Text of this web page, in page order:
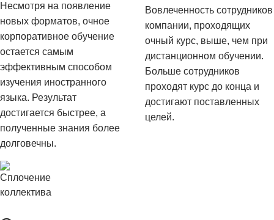
Несмотря на появление
новых форматов, очное
корпоративное обучение
остается самым
эффективным способом
изучения иностранного
языка. Результат
достигается быстрее, а
полученные знания более
долговечны.
Вовлеченность сотрудников
компании, проходящих
очный курс, выше, чем при
дистанционном обучении.
Больше сотрудников
проходят курс до конца и
достигают поставленных
целей.